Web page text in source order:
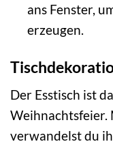
ans Fenster,
erzeugen.
Der Esstisch ist
Weihnachtsfeier.
verwandelst du